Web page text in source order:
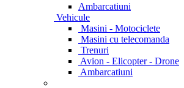
Ambarcatiuni
Vehicule
Masini - Motociclete
Masini cu telecomanda
Trenuri
Avion - Elicopter - Drone
Ambarcatiuni